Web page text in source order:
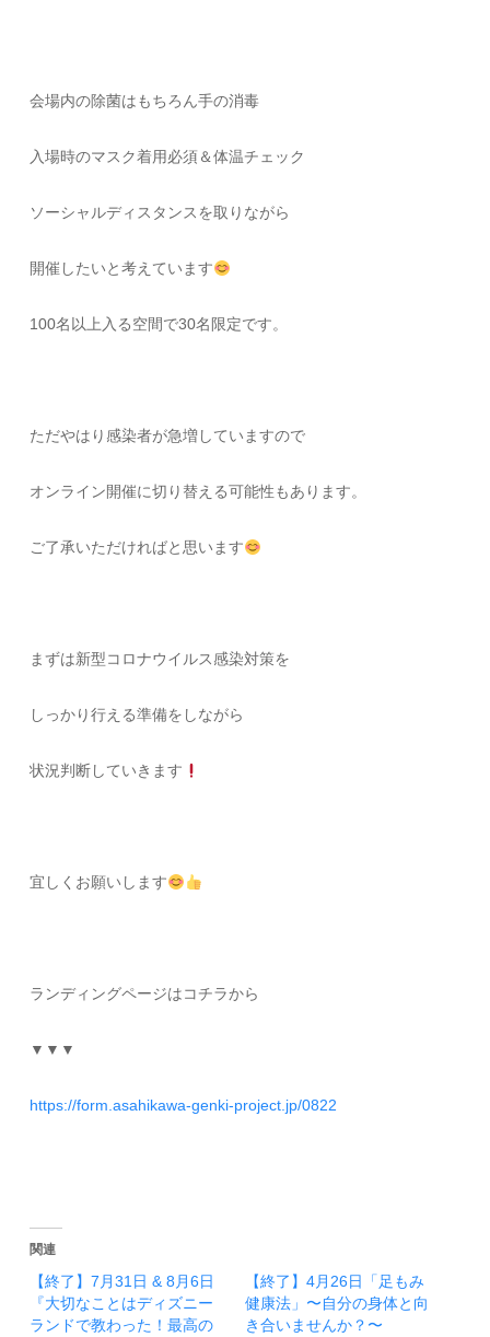
会場内の除菌はもちろん手の消毒
入場時のマスク着用必須＆体温チェック
ソーシャルディスタンスを取りながら
開催したいと考えています
100名以上入る空間で30名限定です。
ただやはり感染者が急増していますので
オンライン開催に切り替える可能性もあります。
ご了承いただければと思います
まずは新型コロナウイルス感染対策を
しっかり行える準備をしながら
状況判断していきます
宜しくお願いします
ランディングページはコチラから
▼▼▼
https://form.asahikawa-genki-project.jp/0822
関連
【終了】7月31日 & 8月6日
『大切なことはディズニー
ランドで教わった！最高の
【終了】4月26日「足もみ
健康法」〜自分の身体と向
き合いませんか？〜